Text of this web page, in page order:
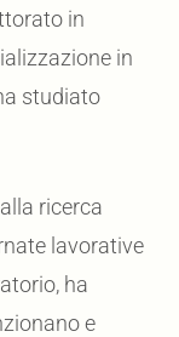
in
in
studiato
ricerca
lavorative
ha
e